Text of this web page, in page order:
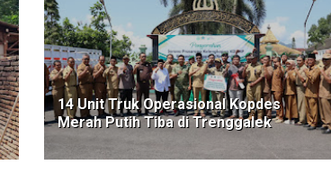
14 Unit Truk Operasional Kopdes
Merah Putih Tiba di Trenggalek